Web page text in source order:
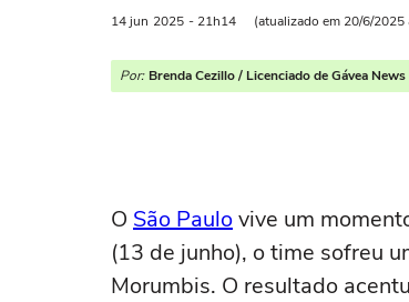
14 jun 2025 - 21h14 (atualizado em 20/6/2025
Por: Brenda Cezillo / Licenciado de Gávea News
O São Paulovive um
(13 de junho), o time sofreu
Morumbis. O resultado